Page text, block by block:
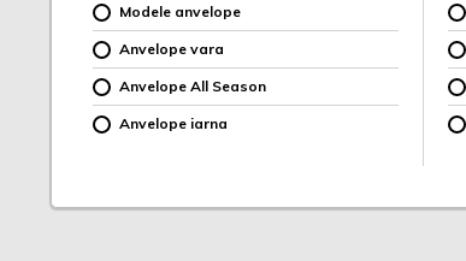
Modele anvelope
Anvelope vara
Anvelope All Season
Anvelope iarna